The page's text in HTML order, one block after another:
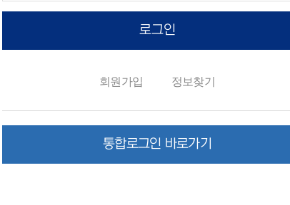
로그인
회원가입 정보찾기
통합로그인 바로가기